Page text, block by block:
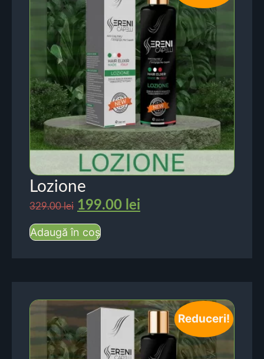
Lozione
329.00lei 199.00 lei
Adaugă în coș
Reduceri!